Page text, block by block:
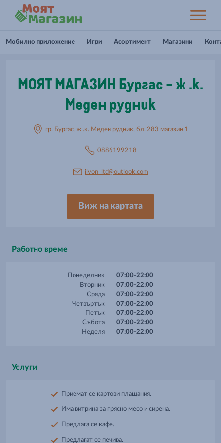
Мобилно приложение Игри Асортимент Магазини
МОЯТ МАГАЗИН Бургас - ж .к.
Меден рудник
гр. Бургас, ж .к. Меден рудник, бл. 283 магазин 1
0886199218
ilvon_ltd@outlook.com
Виж на картата
Работно време
Понеделник
Вторник
Сряда
Четвъртък
Петък
Събота
Неделя
07:00-22:00
07:00-22:00
07:00-22:00
07:00-22:00
07:00-22:00
07:00-22:00
07:00-22:00
Услуги
Приемат се картови плащания.
Има витрина за прясно месо и сирена.
Предлага се кафе.
Предлагат се печива.